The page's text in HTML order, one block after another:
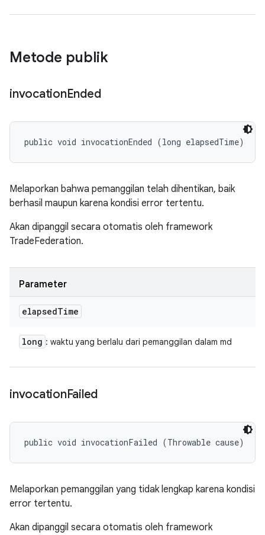
Metode publik
invocationEnded
public void invocationEnded (long elapsedTime)
Melaporkan bahwa pemanggilan telah dihentikan, baik
berhasil maupun karena kondisi error tertentu.
Akan dipanggil secara otomatis oleh framework
TradeFederation.
Parameter
elapsedTime
long : waktu yang berlalu dari pemanggilan dalam md
invocationFailed
public void invocationFailed (Throwable cause)
Melaporkan pemanggilan yang tidak lengkap karena kondisi
error tertentu.
Akan dipanggil secara otomatis oleh framework